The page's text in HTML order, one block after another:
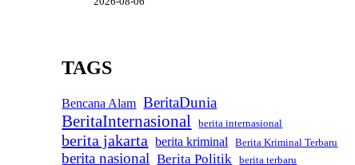
TAGS
Bencana Alam BeritaDunia
BeritaInternasional berita internasional
berita jakarta berita kriminal Berita Kriminal Terbaru
berita nasional Berita Politik berita terbaru